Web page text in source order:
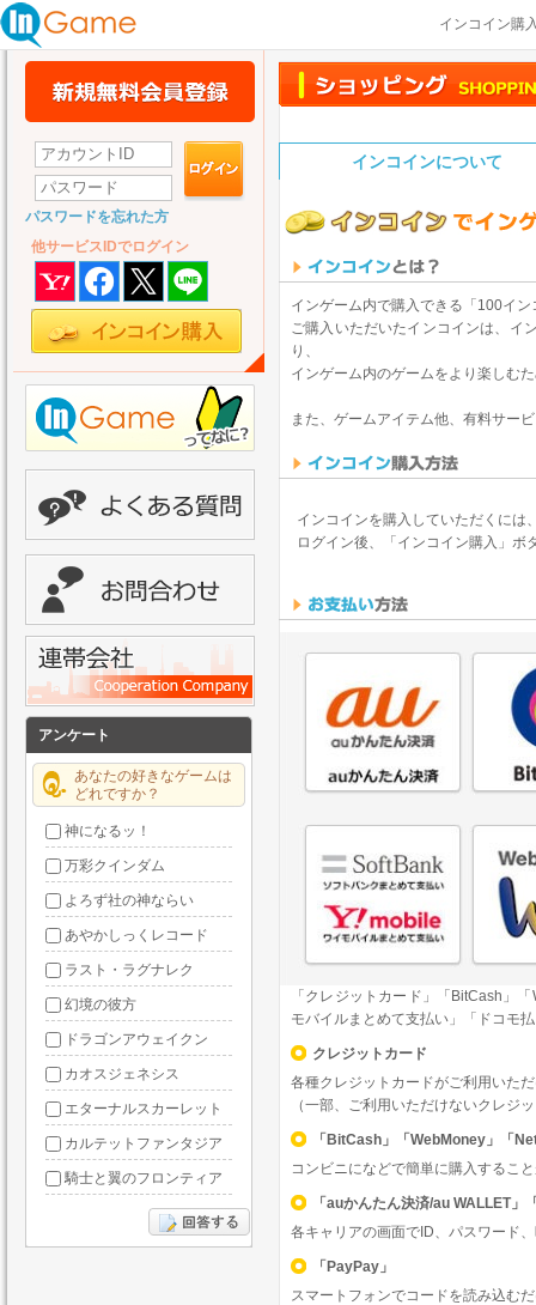
インコイン購
パスワードを忘れた方
他サービスIDでログイン
アンケート
あなたの好きなゲームは
どれですか？
神になるッ！
万彩クインダム
よろず社の神ならい
あやかしっくレコード
ラスト・ラグナレク
幻境の彼方
ドラゴンアウェイクン
カオスジェネシス
エターナルスカーレット
カルテットファンタジア
騎士と翼のフロンティア
ドラグーン・ナイツ
ぶっ飛び三国
インコインについて
インゲーム内で購入できる「100イ
ご購入いただいたインコインは、イ
り、
インゲーム内のゲームをより楽しむ
また、ゲームアイテム他、有料サー
インコインを購入していただくには
ログイン後、「インコイン購入」
「クレジットカード」「BitCash」
モバイルまとめて支払い」「ドコモ
クレジットカード
各種クレジットカードがご利用いた
（一部、ご利用いただけないクレジ
「BitCash」「WebMoney」「
コンビニになどで簡単に購入するこ
「auかんたん決済/au WALLET
各キャリアの画面でID、パスワード
「PayPay」
スマートフォンでコードを読み込む